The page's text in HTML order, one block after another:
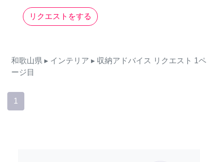
リクエストをする
和歌山県 ▸ インテリア ▸ 収納アドバイス リクエスト 1ペ
ージ目
1